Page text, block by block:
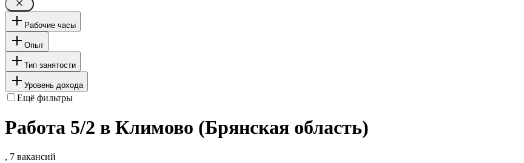
Рабочие часы
Опыт
Тип занятости
Уровень дохода
Ещё фильтры
Работа 5/2 в Климово (Брянская область)
, 7 вакансий